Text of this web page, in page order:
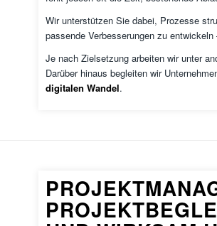
Wir unterstützen Sie dabei, Prozesse
passende Verbesserungen zu
Je nach Zielsetzung arbeiten wir unter
Darüber hinaus begleiten wir
digitalen Wandel.